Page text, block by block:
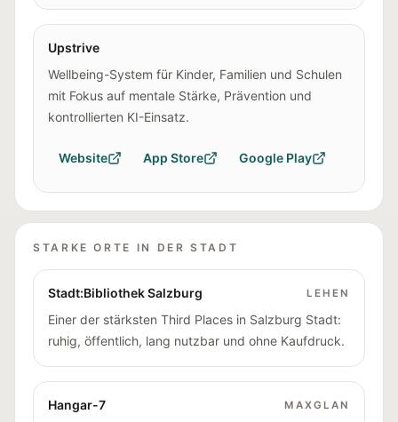
Upstrive
Wellbeing-System für Kinder, Familien und Schulen
mit Fokus auf mentale Stärke, Prävention und
kontrollierten KI-Einsatz.
Website App Store Google Play
STARKE ORTE IN DER STADT
Stadt:Bibliothek Salzburg LEHEN
Einer der stärksten Third Places in Salzburg Stadt:
ruhig, öffentlich, lang nutzbar und ohne Kaufdruck.
Hangar-7 MAXGLAN